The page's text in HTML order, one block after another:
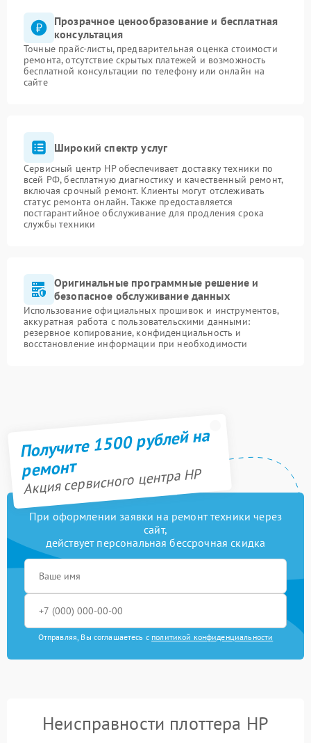
Прозрачное ценообразование и бесплатная
консультация
Точные прайс-листы, предварительная оценка стоимости
ремонта, отсутствие скрытых платежей и возможность
бесплатной консультации по телефону или онлайн на
сайте
Широкий спектр услуг
Сервисный центр HP обеспечивает доставку техники по
всей РФ, бесплатную диагностику и качественный ремонт,
включая срочный ремонт. Клиенты могут отслеживать
статус ремонта онлайн. Также предоставляется
постгарантийное обслуживание для продления срока
службы техники
Оригинальные программные решение и
безопасное обслуживание данных
Использование официальных прошивок и инструментов,
аккуратная работа с пользовательскими данными:
резервное копирование, конфиденциальность и
восстановление информации при необходимости
Получите 1500 рублей на
ремонт
Акция сервисного центра HP
При оформлении заявки на ремонт техники через
сайт,
действует персональная бессрочная скидка
Отправляя, Вы соглашаетесь с политикой конфиденциальности
Неисправности плоттера HP